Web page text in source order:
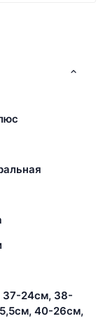
37-24см, 38-
40-26см,